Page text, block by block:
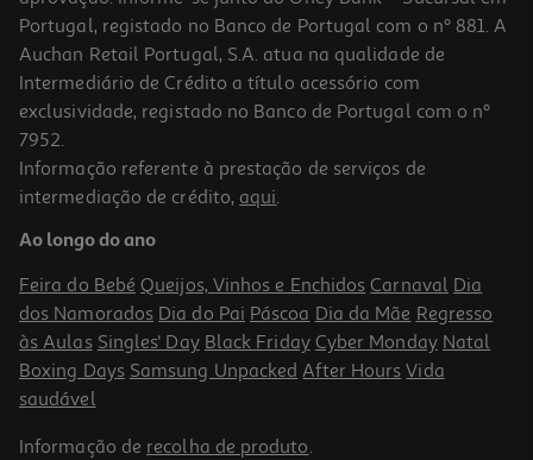
Café Delta Solúvel Creme 160g
62.44 €/Kg
9,99 €
Portugal, registado no Banco de Portugal com o nº 881. A
Auchan Retail Portugal, S.A. atua na qualidade de
Intermediário de Crédito a título acessório com
exclusividade, registado no Banco de Portugal com o nº
7952.
Informação referente à prestação de serviços de
intermediação de crédito, aqui.
Ao longo do ano
Feira do Bebé Queijos, Vinhos e Enchidos Carnaval Dia
dos Namorados Dia do Pai Páscoa Dia da Mãe Regresso
às Aulas Singles' Day Black Friday Cyber Monday Natal
Boxing Days Samsung Unpacked After Hours Vida
saudável
Informação de recolha de produto.